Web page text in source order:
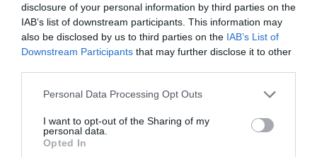
disclosure of your personal information by third parties on the
IAB’s list of downstream participants. This information may
also be disclosed by us to third parties on the IAB’s List of
Downstream Participants that may further disclose it to other
Please note that this website/app uses one or more Google
not limited to your visit or usage behaviour. You may click to
grant or deny consent to Google and its third-party tags to
use your data for below specified purposes in below Google
Personal Data Processing Opt Outs
I want to opt-out of the Sharing of my
personal data.
Opted In
AJÁNLÓ